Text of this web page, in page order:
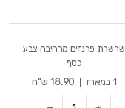
שרשרת פרנזים מרהיבה צבע
כסף
1 במארז
18.90 ש"ח